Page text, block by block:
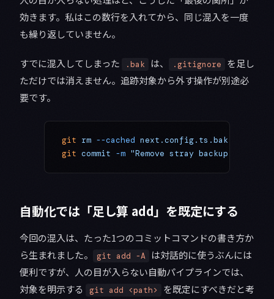
効きます。私はこの数行を入れてから、同じ混入を一度
も繰り返していません。
すでに混入してしまった .bak は、 .gitignore
を足し
ただけでは消えません。追跡対象から外す操作が別途必
要です。
git rm --cached next.config.ts.bak
git commit -m "Remove stray backup file
自動化では「足し算 add」を既定にする
今回の混入は、たった1つのコミットコマンドの書き方か
ら生まれました。
git add -A
は対話的に使うぶんには
便利ですが、人の目が入らない自動パイプラインでは、
対象を明示する
git add <path>
を既定にすべきだと考